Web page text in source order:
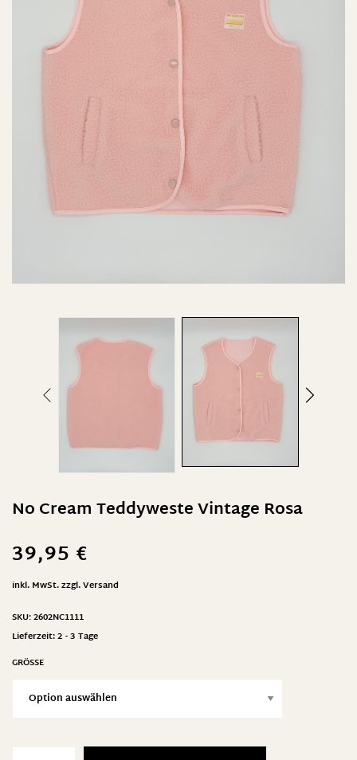
No Cream Teddyweste Vintage Rosa
39,95 €
inkl. MwSt.zzgl.Versand
SKU:2602NC1111
Lieferzeit:2 - 3 Tage
GRÖSSE